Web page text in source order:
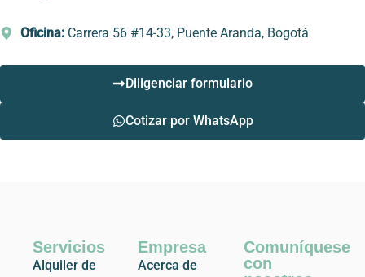
Oficina: Carrera 56 #14-33, Puente Aranda, Bogotá
Diligenciar formulario
Cotizar por WhatsApp
Servicios
Alquiler de
Empresa
Acerca de
Comuníquese
con